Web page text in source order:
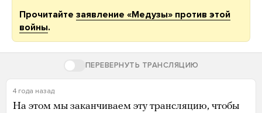
Прочитайте заявление «Медузы» против этой
войны.
ПЕРЕВЕРНУТЬ ТРАНСЛЯЦИЮ
4 года назад
На этом мы заканчиваем эту трансляцию, чтобы